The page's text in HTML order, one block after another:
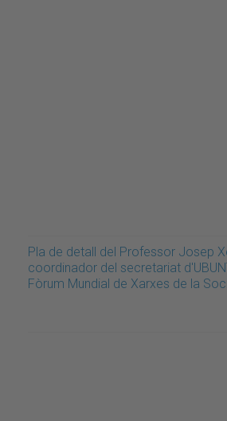
Pla de detall del Professor Josep
coordinador del secretariat
Fòrum Mundial de Xarxes de la